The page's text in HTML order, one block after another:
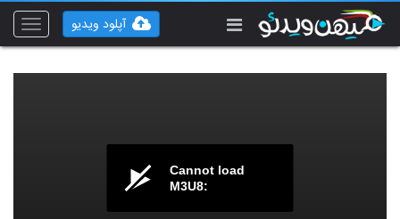
Toggle
آپلود ویدیو
Cannot load
M3U8: